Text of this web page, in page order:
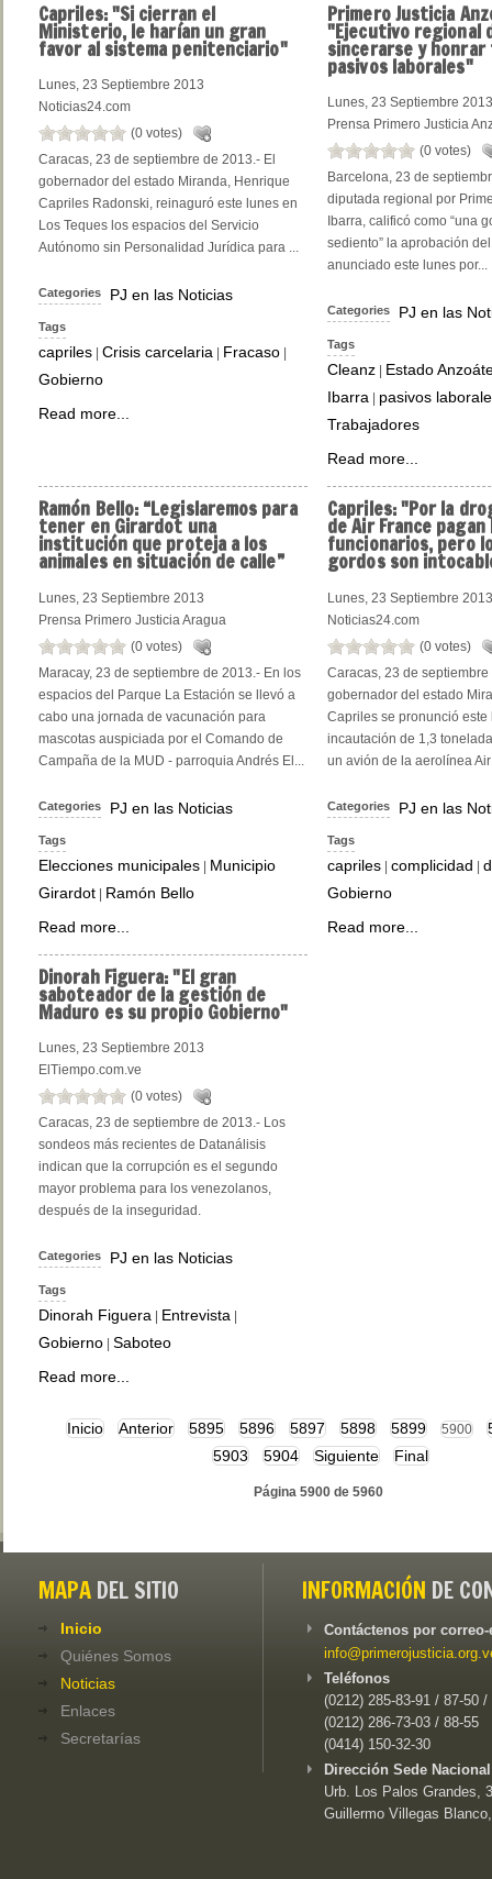
Capriles:"Si cierran el
Ministerio, le harían un gran
favor al sistema penitenciario"
Lunes, 23 Septiembre 2013
Noticias24.com
(0 votes)
Caracas, 23 de septiembre de 2013.- El
gobernador del estado Miranda, Henrique
Capriles Radonski, reinaguró este lunes en
Los Teques los espacios del Servicio
Autónomo sin Personalidad Jurídica para ...
Categories PJ en las Noticias
Tags
capriles Crisis carcelaria Fracaso
Gobierno
Read more...
PrimeroJusticia
"Ejecutivo regional
sincerarse y
pasivos laborales"
Lunes, 23 Septiembre
Prensa Primero Justicia
(0 votes)
Barcelona, 23 de
diputada regional por
Ibarra, calificó como “una
sediento” la aprobación
anunciado este lunes por...
Categories PJ en las
Tags
Cleanz
Estado
Ibarra
pasivos
Trabajadores
Read more...
Ramón Bello: “Legislaremos para
tener en Girardot una
institución que proteja a los
animales en situación de calle”
Lunes, 23 Septiembre 2013
Prensa Primero Justicia Aragua
(0 votes)
Maracay, 23 de septiembre de 2013.- En los
espacios del Parque La Estación se llevó a
cabo una jornada de vacunación para
mascotas auspiciada por el Comando de
Campaña de la MUD - parroquia Andrés El...
Categories PJ en las Noticias
Tags
Elecciones municipales | Municipio
Girardot | Ramón Bello
Read more...
Capriles:"Por la
de Air France pagan
funcionarios, pero
gordos son
Lunes, 23 Septiembre
Noticias24.com
(0 votes)
Caracas, 23 de
gobernador del estado
Capriles se pronunció este
incautación de 1,3
un avión de la aerolínea
Categories PJ en las
Tags
capriles |complicidad |
Gobierno
Read more...
DinorahFiguera: "El gran
saboteador de la gestión de
Maduro es su propio Gobierno"
Lunes, 23 Septiembre 2013
ElTiempo.com.ve
(0 votes)
Caracas, 23 de septiembre de 2013.- Los
sondeos más recientes de Datanálisis
indican que la corrupción es el segundo
mayor problema para los venezolanos,
después de la inseguridad.
Categories PJ en las Noticias
Tags
Dinorah Figuera Entrevista
Gobierno Saboteo
Read more...
Inicio Anterior 5895 5896 5897 5898 5899 5900
5903
5904 Siguiente Final
Página 5900 de 5960
MAPA DEL SITIO
Inicio
Quiénes Somos
Noticias
Enlaces
Secretarías
INFORMACIÓN DE
Contáctenos por
Teléfonos
(0212) 285-83-91 / 87-50 /
(0212) 286-73-03 / 88-55
(0414) 150-32-30
Dirección Sede
Urb. Los Palos Grandes,
Guillermo Villegas